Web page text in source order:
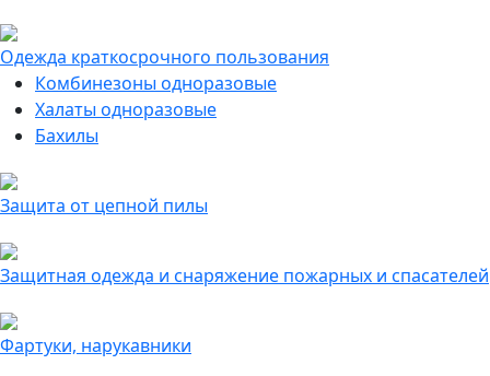
Одежда краткосрочного пользования
Комбинезоны одноразовые
Халаты одноразовые
Бахилы
Защита от цепной пилы
Защитная одежда и снаряжение пожарных и спасателей
Фартуки, нарукавники